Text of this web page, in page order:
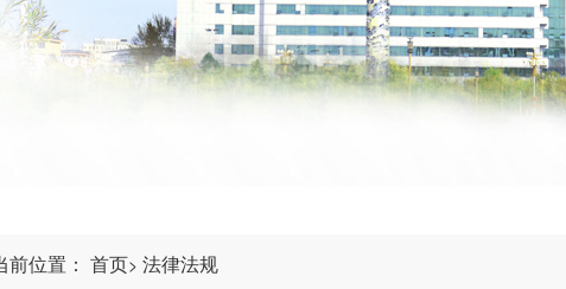
前位置： 首页> 法律法规